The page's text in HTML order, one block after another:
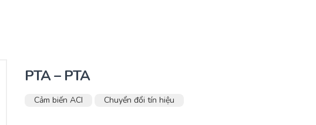
PTA – PTA
Cảm biến ACI Chuyển đổi tín hiệu